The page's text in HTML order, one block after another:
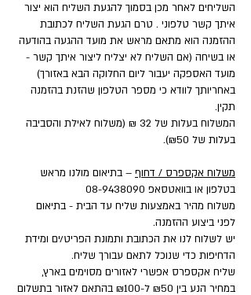
השליחים לאחר מכן בסמוך להגעת השליח הוא יצור
איתך קשר טלפוני . טרם הגעת השליח לכתובת
ההזמנה הוא מתאם מראש את מועד ההגעה בהודעה
או בשיחה (אם השליח לא יצליח ליצור איתך קשר -
מועד האספקה יעבור ליום החלוקה הבא באזורך)
באחריותך לוודא כי מספר הטלפון שהזנת בהזמנה
תקין.
המשלוח בעלות של 32 ₪ (משלוח לאילת והסביבה
בעלות של ₪50).
משלוח אקספרס / דחוף – בתיאום מולנו מראש
בטלפון או בוואטסאפ 08-9438090
משלוח מהיר באמצעות שליח עד הבית - בתיאום
לפני ביצוע ההזמנה.
יש לשלוח לנו את הכתובת ותמונת הפריט/ים ומידת
הדחיפות כדי שנוכל לתאם עבורך שליח.
שליח אקספרס אפשרי לאזורים מסוימים בארץ,
במחיר הנע בין ₪50 ל-₪100 בהתאם לאזור בתשלום